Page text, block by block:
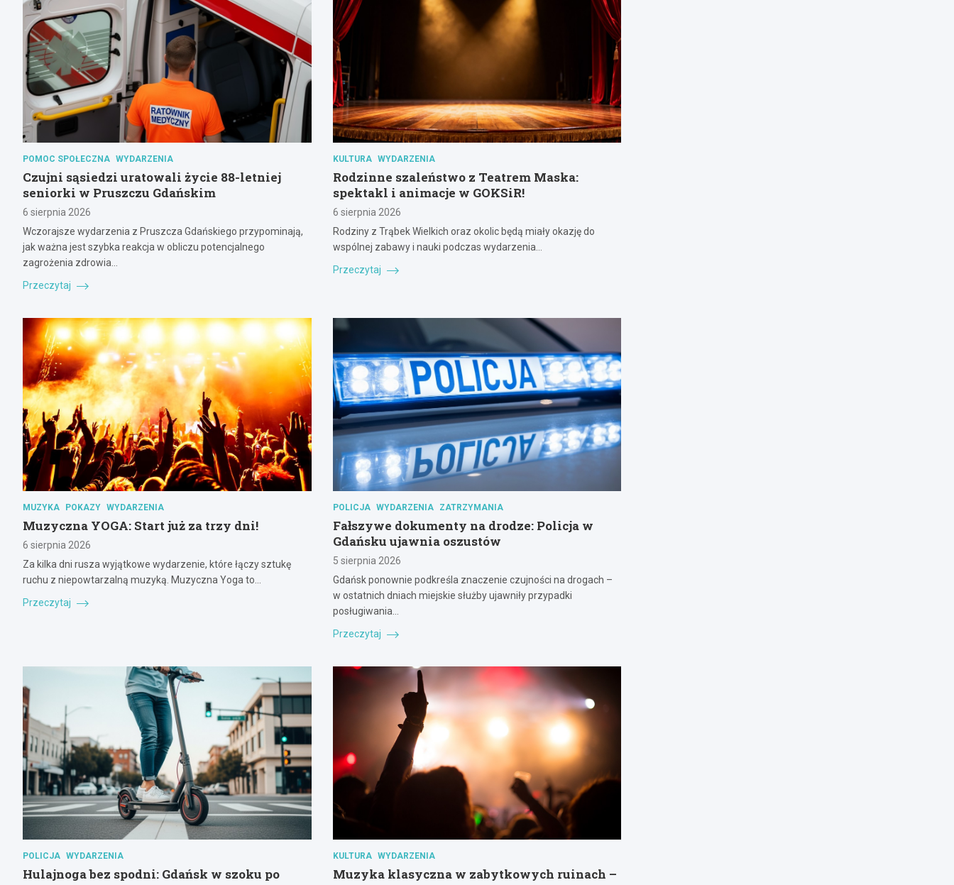
POMOC SPOŁECZNA WYDARZENIA
Czujni sąsiedzi uratowali życie 88-letniej
seniorki w Pruszczu Gdańskim
6 sierpnia 2026
Wczorajsze wydarzenia z Pruszcza Gdańskiego przypominają,
jak ważna jest szybka reakcja w obliczu potencjalnego
zagrożenia zdrowia…
Przeczytaj
KULTURA WYDARZENIA
Rodzinne szaleństwo z Teatrem Maska:
spektakl i animacje w GOKSiR!
6 sierpnia 2026
Rodziny z Trąbek Wielkich oraz okolic będą miały okazję do
wspólnej zabawy i nauki podczas wydarzenia…
Przeczytaj
MUZYKA POKAZY WYDARZENIA
Muzyczna YOGA: Start już za trzy dni!
6 sierpnia 2026
Za kilka dni rusza wyjątkowe wydarzenie, które łączy sztukę
ruchu z niepowtarzalną muzyką. Muzyczna Yoga to…
Przeczytaj
POLICJA WYDARZENIA ZATRZYMANIA
Fałszywe dokumenty na drodze: Policja w
Gdańsku ujawnia oszustów
5 sierpnia 2026
Gdańsk ponownie podkreśla znaczenie czujności na drogach –
w ostatnich dniach miejskie służby ujawniły przypadki
posługiwania…
Przeczytaj
POLICJA WYDARZENIA
Hulajnoga bez spodni: Gdańsk w szoku po
KULTURA WYDARZENIA
Muzyka klasyczna w zabytkowych ruinach –